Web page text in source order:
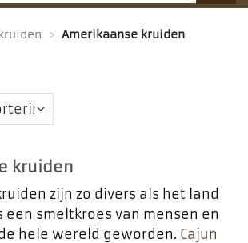
> Amerikaanse kruiden
kruiden
zijn zo divers als het land
een smeltkroes van mensen en
hele wereld geworden. Cajun